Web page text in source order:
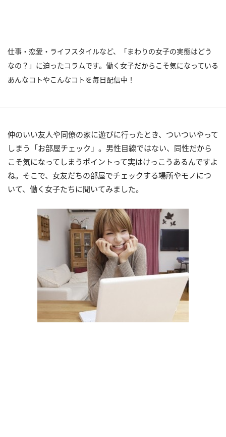
仕事・恋愛・ライフスタイルなど、「まわりの女子の実態はどう
なの？」に迫ったコラムです。働く女子だからこそ気になっている
あんなコトやこんなコトを毎日配信中！
仲のいい友人や同僚の家に遊びに行ったとき、ついついやって
しまう「お部屋チェック」。男性目線ではない、同性だから
こそ気になってしまうポイントって実はけっこうあるんですよ
ね。そこで、女友だちの部屋でチェックする場所やモノにつ
いて、働く女子たちに聞いてみました。